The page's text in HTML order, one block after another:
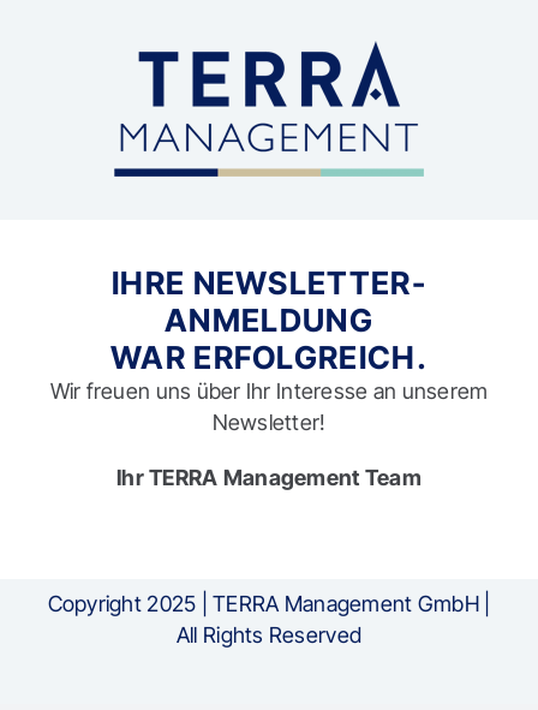
IHRE NEWSLETTER-
ANMELDUNG
WAR ERFOLGREICH.
Wir freuen uns über Ihr Interesse an unserem
Newsletter!
Ihr TERRA Management Team
Copyright 2025 | TERRA Management GmbH |
All Rights Reserved